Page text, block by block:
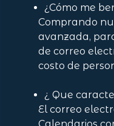
¿Cómo me
Comprando
avanzada,
de correo
costo de
¿ Que
El correo